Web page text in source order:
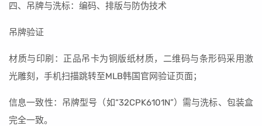
四、吊牌与洗标：编码、排版与防伪技术
吊牌验证
材质与印刷：正品吊卡为铜版纸材质，二维码与条形码采用激
光雕刻，手机扫描跳转至MLB韩国官网验证页面；
信息一致性：吊牌型号（如“32CPK6101N”）需与洗标、包装盒
完全一致。